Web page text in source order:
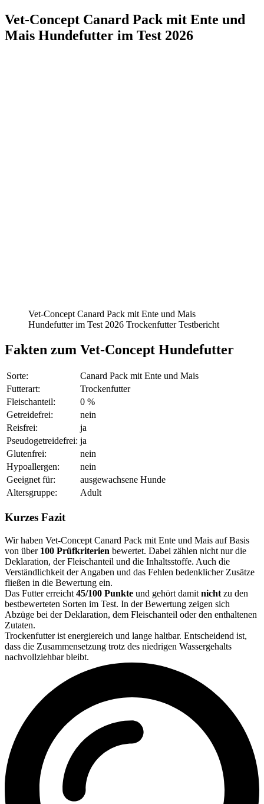
Vet-Concept Canard Pack mit Ente und
Mais Hundefutter im Test 2026
Vet-Concept Canard Pack mit Ente und Mais
Hundefutter im Test 2026 Trockenfutter Testbericht
Fakten zum Vet-Concept Hundefutter
Sorte:
Canard Pack mit Ente und Mais
Futterart:
Trockenfutter
Fleischanteil:
0 %
Getreidefrei:
nein
Reisfrei:
ja
Pseudogetreidefrei: ja
Glutenfrei:
nein
Hypoallergen:
nein
Geeignet für:
ausgewachsene Hunde
Altersgruppe:
Adult
Kurzes Fazit
Wir haben Vet-Concept Canard Pack mit Ente und Mais auf Basis
von über 100 Prüfkriterien bewertet. Dabei zählen nicht nur die
Deklaration, der Fleischanteil und die Inhaltsstoffe. Auch die
Verständlichkeit der Angaben und das Fehlen bedenklicher Zusätze
fließen in die Bewertung ein.
Das Futter erreicht 45/100 Punkte und gehört damit nicht zu den
bestbewerteten Sorten im Test. In der Bewertung zeigen sich
Abzüge bei der Deklaration, dem Fleischanteil oder den enthaltenen
Zutaten.
Trockenfutter ist energiereich und lange haltbar. Entscheidend ist,
dass die Zusammensetzung trotz des niedrigen Wassergehalts
nachvollziehbar bleibt.